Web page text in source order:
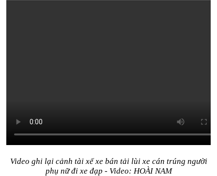
Video ghi lại cảnh tài xế xe bán tải lùi xe cán trúng người
phụ nữ đi xe đạp - Video: HOÀI NAM